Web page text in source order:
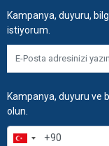
Kampanya, duyuru,
istiyorum.
Kampanya, duyuru ve
olun.